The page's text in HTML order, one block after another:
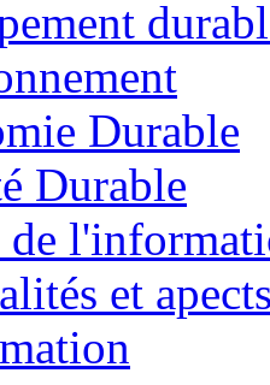
Durable
Durable
de
et